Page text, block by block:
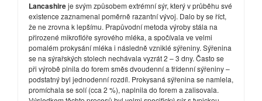
Lancashireje svým způsobem extrémní sýr, který v průběhu své
existence zaznamenal poměrně razantní vývoj. Dalo by se říct,
že ne zrovna k lepšímu. Prapůvodní metoda výroby stála na
přirozené mikroflóře syrového mléka, a spočívala ve velmi
pomalém prokysání mléka i následně vzniklé sýřeniny. Sýřenina
se na sýrařských stolech nechávala vyzrát 2 – 3 dny. Často se
při výrobě plnila do forem směs dvoudenní a třídenní sýřeniny –
podstatný byl jednodenní rozdíl. Prokysaná sýřenina se namlela,
promíchala se solí (cca 2 %), naplnila do forem a zalisovala.